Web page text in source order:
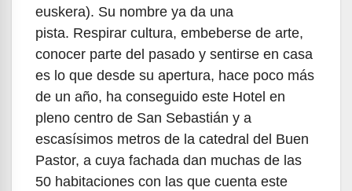
euskera). Su nombre ya da una
pista. Respirar cultura, embeberse de arte,
conocer parte del pasado y sentirse en casa
es lo que desde su apertura, hace poco más
de un año, ha conseguido este Hotel en
pleno centro de San Sebastián y a
escasísimos metros de la catedral del Buen
Pastor, a cuya fachada dan muchas de las
50 habitaciones con las que cuenta este